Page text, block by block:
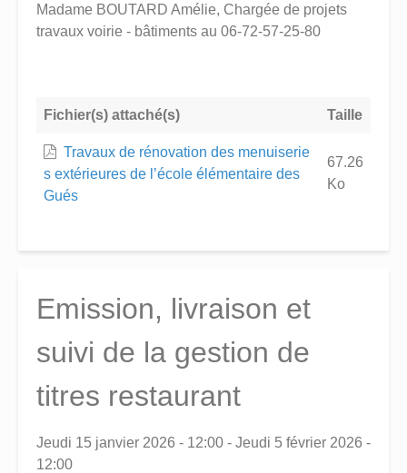
Madame BOUTARD Amélie, Chargée de projets
travaux voirie - bâtiments au 06-72-57-25-80
Fichier(s) attaché(s) Taille
Travaux de rénovation des menuiserie
s extérieures de l’école élémentaire des
Gués
67.26
Ko
Emission, livraison et
suivi de la gestion de
titres restaurant
Jeudi 15 janvier 2026 - 12:00 - Jeudi 5 février 2026 -
12:00